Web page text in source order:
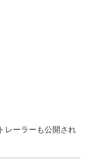
レーラーも公開され